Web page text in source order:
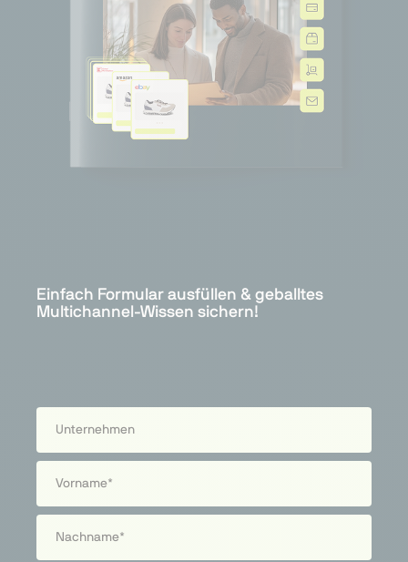
Einfach Formular ausfüllen & geballtes
Multichannel-Wissen sichern!